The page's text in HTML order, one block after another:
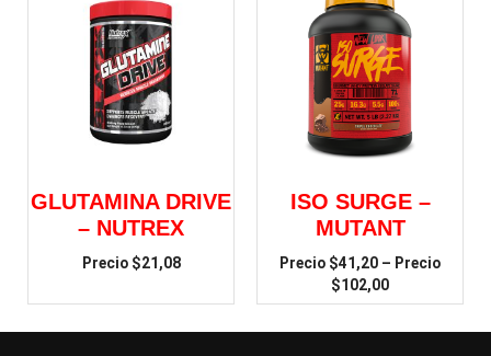
GLUTAMINA DRIVE
– NUTREX
$21,08
ISO SURGE –
MUTANT
$41,20 –
$102,00